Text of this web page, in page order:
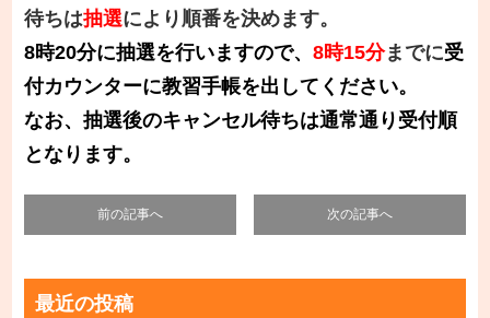
待ちは抽選により順番を決めます。
8時20分に抽選を行いますので、 8時15分までに受
付カウンターに教習手帳を出してください。
なお、抽選後のキャンセル待ちは通常通り受付順
となります。
前の記事へ 次の記事へ
最近の投稿